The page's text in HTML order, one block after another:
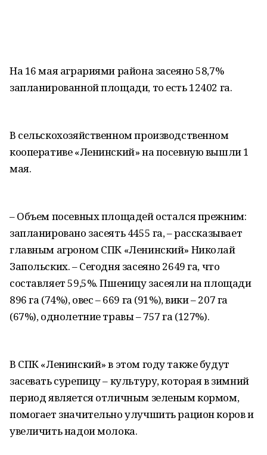
На 16 мая аграриями района засеяно 58,7%
запланированной площади, то есть 12402 га.
В сельскохозяйственном производственном
кооперативе «Ленинский» на посевную вышли 1
мая.
– Объем посевных площадей остался прежним:
запланировано засеять 4455 га, – рассказывает
главным агроном СПК «Ленинский» Николай
Запольских. – Сегодня засеяно 2649 га, что
составляет 59,5%. Пшеницу засеяли на площади
896 га (74%), овес – 669 га (91%), вики – 207 га
(67%), однолетние травы – 757 га (127%).
В СПК «Ленинский» в этом году также будут
засевать сурепицу – культуру, которая в зимний
период является отличным зеленым кормом,
помогает значительно улучшить рацион коров и
увеличить надои молока.